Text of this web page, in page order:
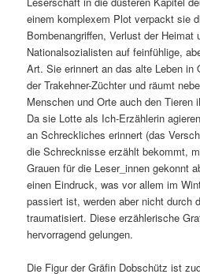
einem komplexem Plot verpackt sie
Bombenangriffen, Verlust der Heimat
Nationalsozialisten auf feinfühlige,
Art. Sie erinnert an das alte Leben in
der Trakehner-Züchter und räumt
Menschen und Orte auch den Tieren
Da sie Lotte als Ich-Erzählerin
an Schreckliches erinnert (das
die Schrecknisse erzählt bekommt,
Grauen für die Leser_innen gekonnt
einen Eindruck, was vor allem im
passiert ist, werden aber nicht durch
traumatisiert. Diese erzählerische
hervorragend gelungen.
Die Figur der Gräfin Dobschütz ist